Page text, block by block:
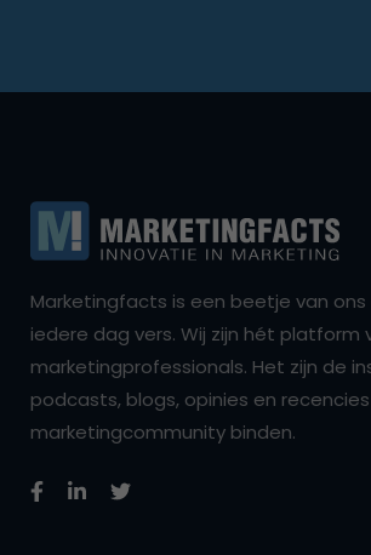
Marketingfacts is een beetje van ons
iedere dag vers. Wij zijn hét platform
marketingprofessionals. Het zijn de
podcasts, blogs, opinies en
marketingcommunity binden.